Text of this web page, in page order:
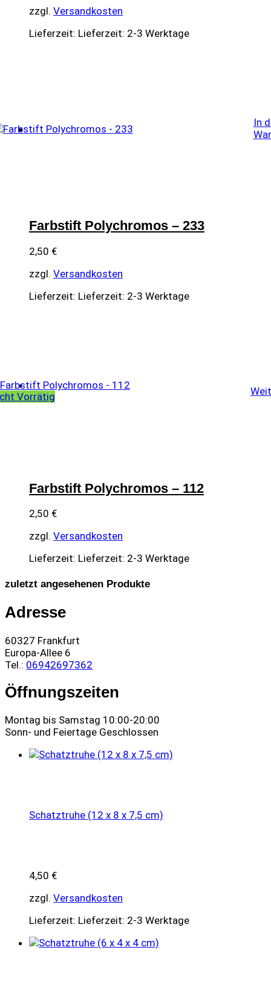
zzgl. Versandkosten
Lieferzeit: Lieferzeit: 2-3 Werktage
In
Farbstift Polychromos – 233
2,50 €
zzgl. Versandkosten
Lieferzeit: Lieferzeit: 2-3 Werktage
Vorrätig
Farbstift Polychromos – 112
2,50 €
zzgl. Versandkosten
Lieferzeit: Lieferzeit: 2-3 Werktage
zuletzt angesehenen Produkte
Adresse
60327 Frankfurt
Europa-Allee 6
Tel.: 06942697362
Öffnungszeiten
Montag bis Samstag 10:00-20:00
Sonn- und Feiertage Geschlossen
Schatztruhe (12 x 8 x 7,5 cm)
4,50 €
zzgl. Versandkosten
Lieferzeit: Lieferzeit: 2-3 Werktage